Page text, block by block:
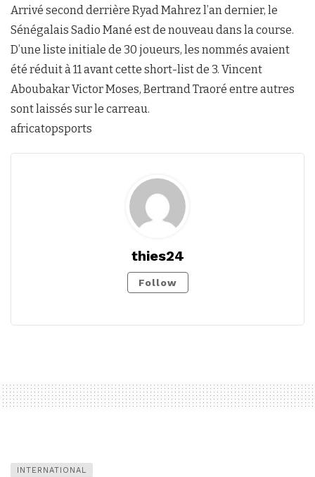
Arrivé second derrière Ryad Mahrez l’an dernier, le
Sénégalais Sadio Mané est de nouveau dans la course.
D’une liste initiale de 30 joueurs, les nommés avaient
été réduit à 11 avant cette short-list de 3. Vincent
Aboubakar Victor Moses, Bertrand Traoré entre autres
sont laissés sur le carreau.
africatopsports
thies24
Follow
INTERNATIONAL